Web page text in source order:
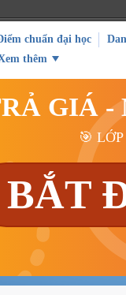
chuẩn đại học
thêm
GIÁ -
🎯
BẮT